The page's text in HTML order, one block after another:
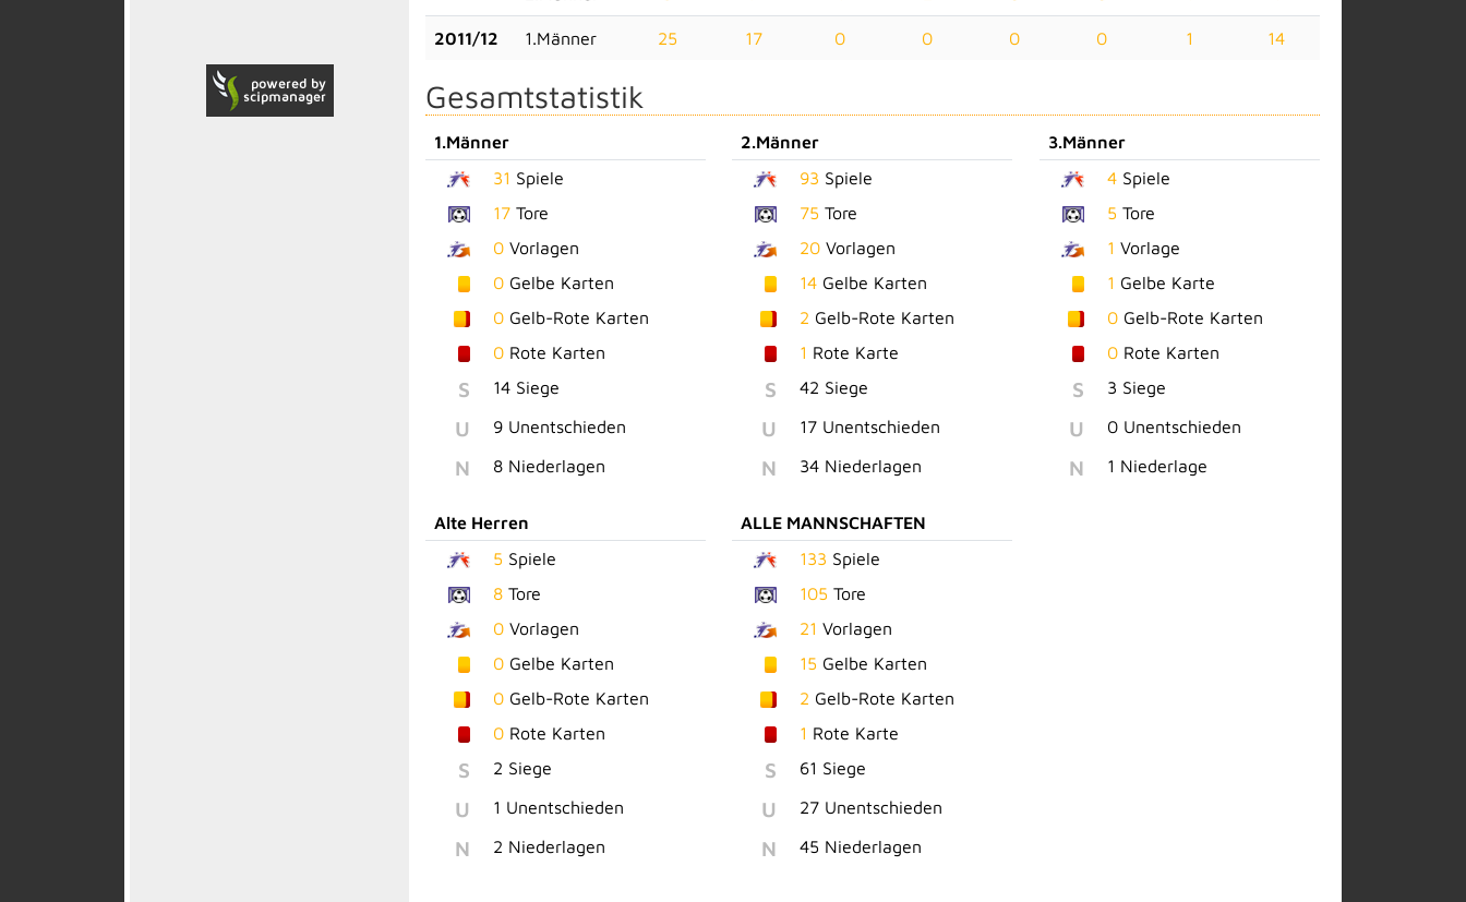
2011/12 1.Männer 25 17 0 0 0 0 1 14
Gesamtstatistik
1.Männer
31 Spiele
17 Tore
0 Vorlagen
0 Gelbe Karten
0 Gelb-Rote Karten
0 Rote Karten
S 14 Siege
U 9 Unentschieden
N 8 Niederlagen
2.Männer
93 Spiele
75 Tore
20 Vorlagen
14 Gelbe Karten
2 Gelb-Rote Karten
1 Rote Karte
S 42 Siege
U 17 Unentschieden
N 34 Niederlagen
3.Männer
4Spiele
5 Tore
1 Vorlage
1 Gelbe Karte
0Gelb-Rote Karten
0Rote Karten
S 3 Siege
U 0 Unentschieden
N 1 Niederlage
Alte Herren
5 Spiele
8 Tore
0 Vorlagen
0 Gelbe Karten
0 Gelb-Rote Karten
0 Rote Karten
S 2 Siege
U 1 Unentschieden
N 2 Niederlagen
ALLE MANNSCHAFTEN
133 Spiele
105 Tore
21 Vorlagen
15 Gelbe Karten
2 Gelb-Rote Karten
1 Rote Karte
S 61 Siege
U 27 Unentschieden
N 45 Niederlagen